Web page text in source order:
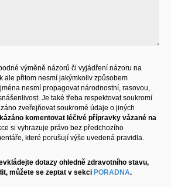
výměně názorů či vyjádření názoru na
ale přitom nesmí jakýmkoliv způsobem
nesmí propagovat národnostní, rasovou,
Je také třeba respektovat soukromí
zveřejňovat soukromé údaje o jiných
komentovat léčivé přípravky vázané na
si vyhrazuje právo bez předchozího
které porušují výše uvedená pravidla.
dotazy ohledně zdravotního stavu,
můžete se zeptat v sekci PORADNA.